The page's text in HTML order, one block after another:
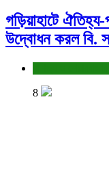
গড়িয়াহাটে
উদ্বোধন করল বি.
8